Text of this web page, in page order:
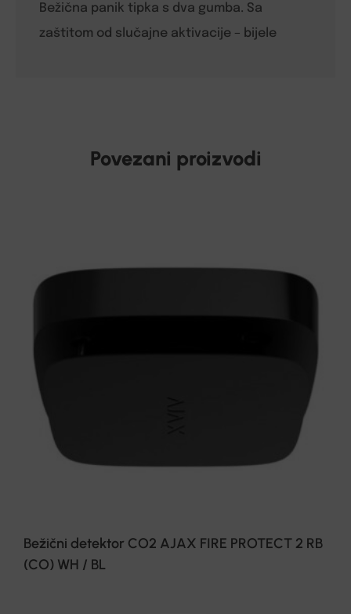
Bežična panik tipka s dva gumba. Sa
zaštitom od slučajne aktivacije – bijele
Povezani proizvodi
Bežični detektor CO2 AJAX FIRE PROTECT 2 RB
(CO) WH / BL